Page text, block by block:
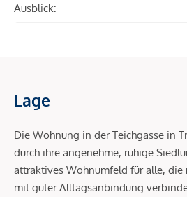
Ausblick:
Lage
Die Wohnung in der Teichgasse in
durch ihre angenehme, ruhige
attraktives Wohnumfeld für alle, die
mit guter Alltagsanbindung